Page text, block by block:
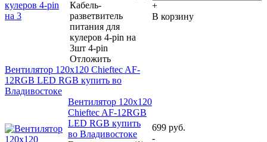
Кабель-
разветвитель
питания для
кулеров 4-pin на
3шт 4-pin
Отложить
+
В корзину
Вентилятор 120x120 Chieftec AF-
12RGB LED RGB купить во
Владивостоке
Вентилятор 120x120
Chieftec AF-12RGB
LED RGB купить
во Владивостоке
699 руб.
-